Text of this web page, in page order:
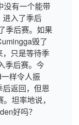
没有一个能带
进入了季后
季后赛。如果
毁了
只是等待季
季后赛。今
样令人振
返回，但恩
坦率地说，
好吗？